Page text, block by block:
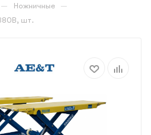
— Ножничные —
шт.